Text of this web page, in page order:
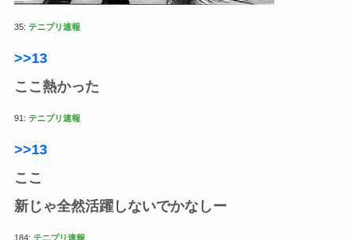
35: テニプリ速報
>>13
ここ熱かった
91: テニプリ速報
>>13
ここ
新じゃ全然活躍しないでかなしー
184: テニプリ速報